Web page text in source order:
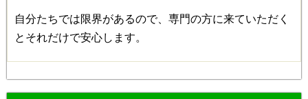
自分たちでは限界があるので、専門の方に来ていただく
とそれだけで安心します。